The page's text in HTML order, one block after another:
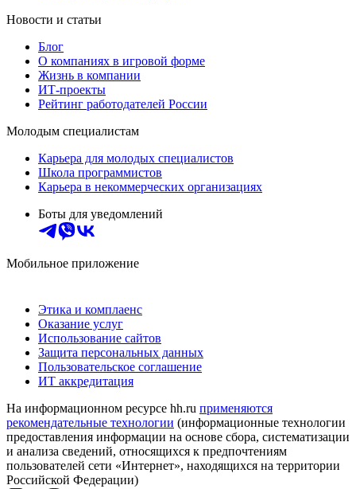
Новости и статьи
Блог
О компаниях в игровой форме
Жизнь в компании
ИТ-проекты
Рейтинг работодателей России
Молодым специалистам
Карьера для молодых специалистов
Школа программистов
Карьера в некоммерческих организациях
Боты для уведомлений
Мобильное приложение
Этика и комплаенс
Оказание услуг
Использование сайтов
Защита персональных данных
Пользовательское соглашение
ИТ аккредитация
На информационном ресурсе hh.ru применяются
рекомендательные технологии (информационные технологии
предоставления информации на основе сбора, систематизации
и анализа сведений, относящихся к предпочтениям
пользователей сети «Интернет», находящихся на территории
Российской Федерации)